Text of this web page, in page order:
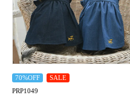
70%OFF SALE
PRP1049